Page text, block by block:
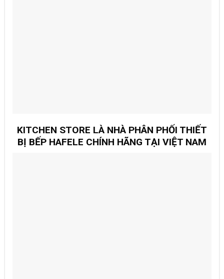
KITCHEN STORE LÀ NHÀ PHÂN PHỐI THIẾT
BỊ BẾP HAFELE CHÍNH HÃNG TẠI VIỆT NAM